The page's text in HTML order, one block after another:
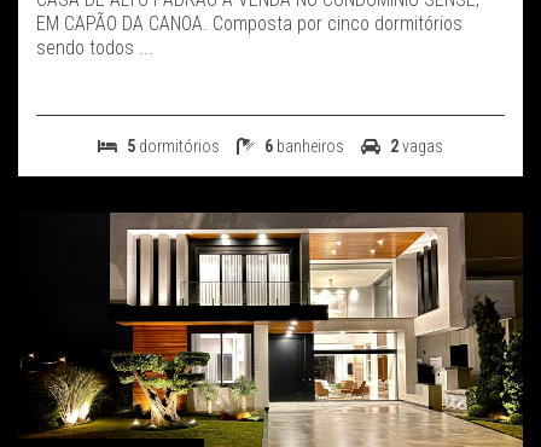
EM CAPÃO DA CANOA. Composta por cinco dormitórios
sendo todos ...
5 dormitórios 6 banheiros 2vagas